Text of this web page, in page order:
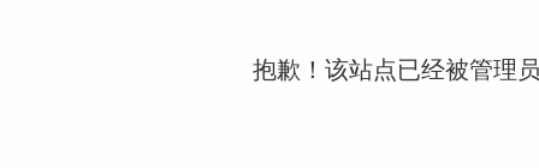
抱歉！该站点已经被管理